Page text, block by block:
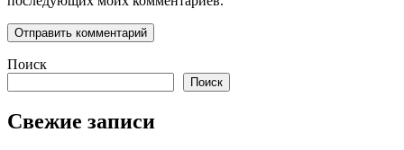
Поиск
Поиск
Свежие записи